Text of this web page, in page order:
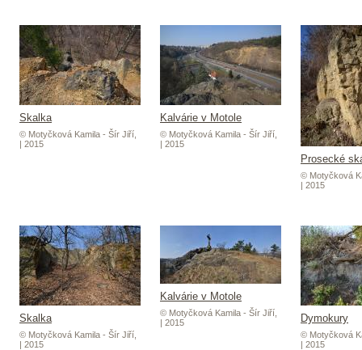
Skalka
© Motyčková Kamila - Šír Jiří,
| 2015
Kalvárie v Motole
© Motyčková Kamila - Šír Jiří,
| 2015
Prosecké
© Motyčková
| 2015
Skalka
© Motyčková Kamila - Šír Jiří,
| 2015
Kalvárie v Motole
© Motyčková Kamila - Šír Jiří,
| 2015
Dymokury
© Motyčková
| 2015